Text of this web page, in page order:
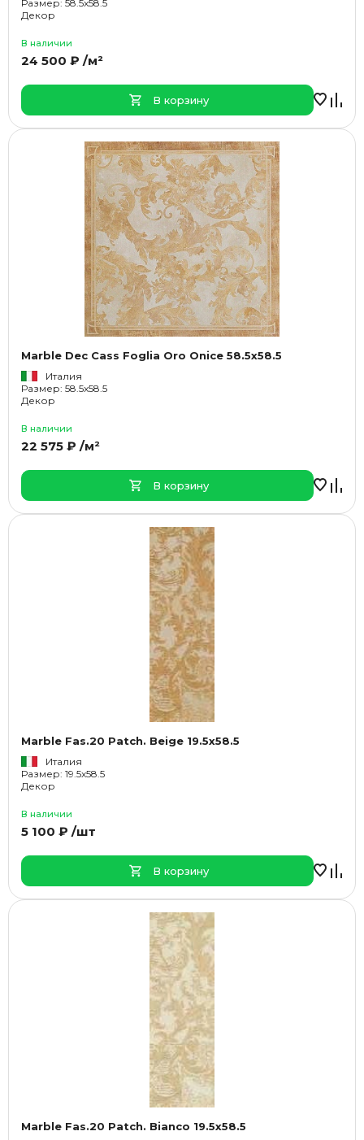
Размер: 58.5x58.5
Декор
В наличии
24 500 ₽ /м²
В корзину
Marble Dec Cass Foglia Oro Onice 58.5x58.5
Италия
Размер: 58.5x58.5
Декор
В наличии
22 575 ₽ /м²
В корзину
Marble Fas.20 Patch. Beige 19.5x58.5
Италия
Размер: 19.5x58.5
Декор
В наличии
5 100 ₽ /шт
В корзину
Marble Fas.20 Patch. Bianco 19.5x58.5